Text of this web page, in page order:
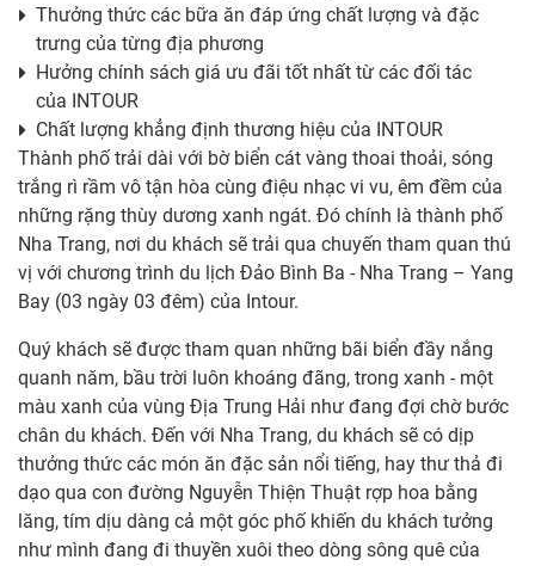
Thưởng thức các bữa ăn đáp ứng chất lượng và đặc
trưng của từng địa phương
Hưởng chính sách giá ưu đãi tốt nhất từ các đối tác
của INTOUR
Chất lượng khẳng định thương hiệu của INTOUR
Thành phố trải dài với bờ biển cát vàng thoai thoải, sóng
trắng rì rầm vô tận hòa cùng điệu nhạc vi vu, êm đềm của
những rặng thùy dương xanh ngát. Đó chính là thành phố
Nha Trang, nơi du khách sẽ trải qua chuyến tham quan thú
vị với chương trình du lịch Đảo Bình Ba - Nha Trang – Yang
Bay (03 ngày 03 đêm) của Intour.
Quý khách sẽ được tham quan những bãi biển đầy nắng
quanh năm, bầu trời luôn khoáng đãng, trong xanh - một
màu xanh của vùng Địa Trung Hải như đang đợi chờ bước
chân du khách. Đến với Nha Trang, du khách sẽ có dịp
thưởng thức các món ăn đặc sản nổi tiếng, hay thư thả đi
dạo qua con đường Nguyễn Thiện Thuật rợp hoa bằng
lăng, tím dịu dàng cả một góc phố khiến du khách tưởng
như mình đang đi thuyền xuôi theo dòng sông quê của